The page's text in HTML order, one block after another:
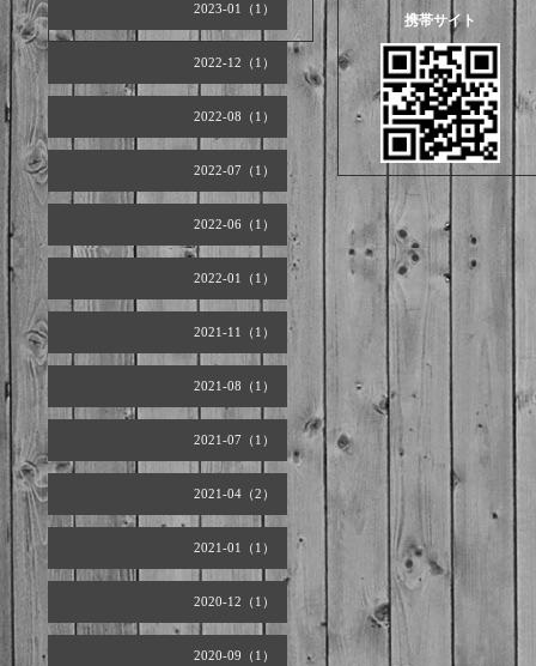
2023-01（1）
2022-12（1）
2022-08（1）
2022-07（1）
2022-06（1）
2022-01（1）
2021-11（1）
2021-08（1）
2021-07（1）
2021-04（2）
2021-01（1）
2020-12（1）
2020-09（1）
携帯サイト